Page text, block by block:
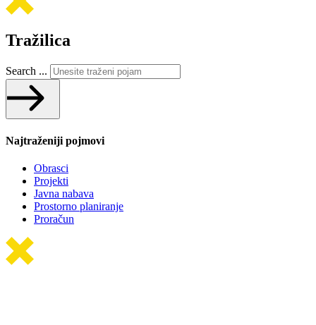
Tražilica
Search ...
Najtraženiji pojmovi
Obrasci
Projekti
Javna nabava
Prostorno planiranje
Proračun